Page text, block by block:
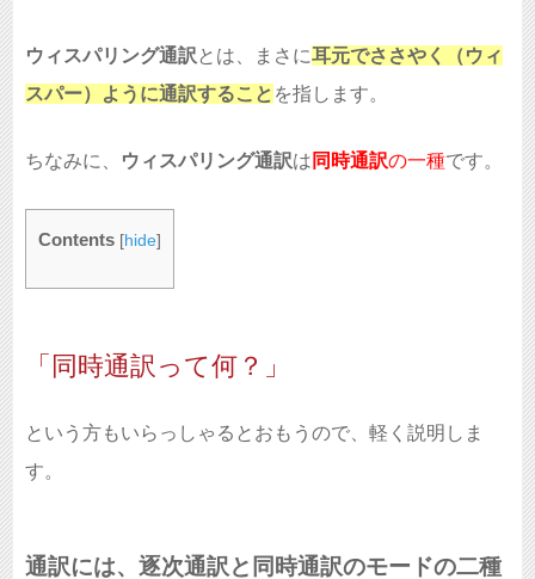
ウィスパリング通訳 とは、まさに耳元でささやく（ウィ
スパー）ように通訳すること を指します。
ちなみに、 ウィスパリング通訳は 同時通訳の一種です。
Contents [hide]
「同時通訳って何？」
という方もいらっしゃるとおもうので、軽く説明しま
す。
通訳には、逐次通訳と同時通訳のモードの二種